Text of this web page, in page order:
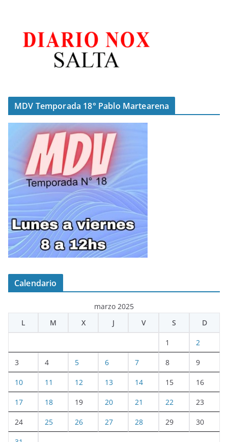
MDV Temporada 18° Pablo Martearena
Calendario
marzo 2025
L
M X J V S D
1 2
3 4 5 6 7 8 9
10 11 12 13 14 15 16
17 18 19 20 21 22 23
24 25 26 27 28 29 30